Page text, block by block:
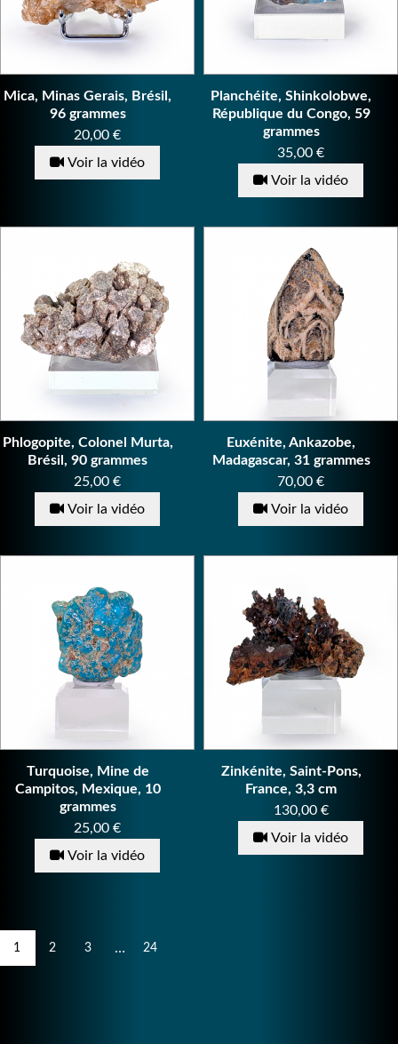
Mica, Minas Gerais, Brésil,
96 grammes
Prix
20,00 €
Voir la vidéo
Planchéite, Shinkolobwe,
République du Congo, 59
grammes
Prix
35,00 €
Voir la vidéo
Phlogopite, Colonel Murta,
Brésil, 90 grammes
Prix
25,00 €
Voir la vidéo
Euxénite, Ankazobe,
Madagascar, 31 grammes
Prix
70,00 €
Voir la vidéo
Turquoise, Mine de
Campitos, Mexique, 10
grammes
Prix
25,00 €
Voir la vidéo
Zinkénite, Saint-Pons,
France, 3,3 cm
Prix
130,00 €
Voir la vidéo
1 2 3 … 24